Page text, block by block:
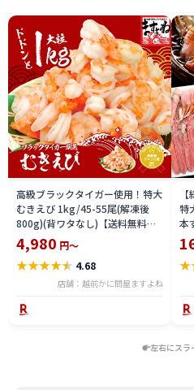
高級ブラックタイガー使用！特大
むきえび 1kg/45-55尾(解凍後
800g)(背ワタなし)【送料無料】
【海老/ムキエビ/剥きえび/剥き
エビ/エビチリ/エビマヨ】かに
カニ問屋ますよね
4,980 円～
★★★★★ 4.68
店舗：越前かに問屋ますよね
特
本
[
シ
寄
★
左右にスラ